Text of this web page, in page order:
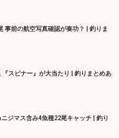
事前の航空写真確認が奏功？ | 釣りま
スピナー』が大当たり | 釣りまとめあ
ジマス含み4魚種22尾キャッチ | 釣り